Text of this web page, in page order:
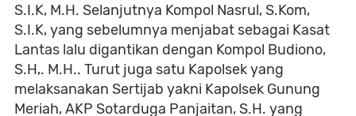
S.I.K, M.H. Selanjutnya Kompol Nasrul, S.Kom,
S.I.K, yang sebelumnya menjabat sebagai Kasat
Lantas lalu digantikan dengan Kompol Budiono,
S.H,. M.H.. Turut juga satu Kapolsek yang
melaksanakan Sertijab yakni Kapolsek Gunung
Meriah, AKP Sotarduga Panjaitan, S.H. yang